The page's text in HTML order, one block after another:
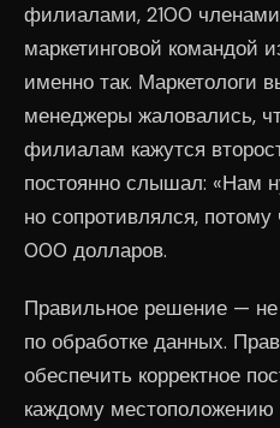
филиалами, 2100
маркетинговой командой
именно так. Маркетологи
менеджеры жаловались,
филиалам кажутся
постоянно слышал: «Нам
но сопротивлялся,
000 долларов.
Правильное решение —
по обработке данных.
обеспечить корректное
каждому местоположению